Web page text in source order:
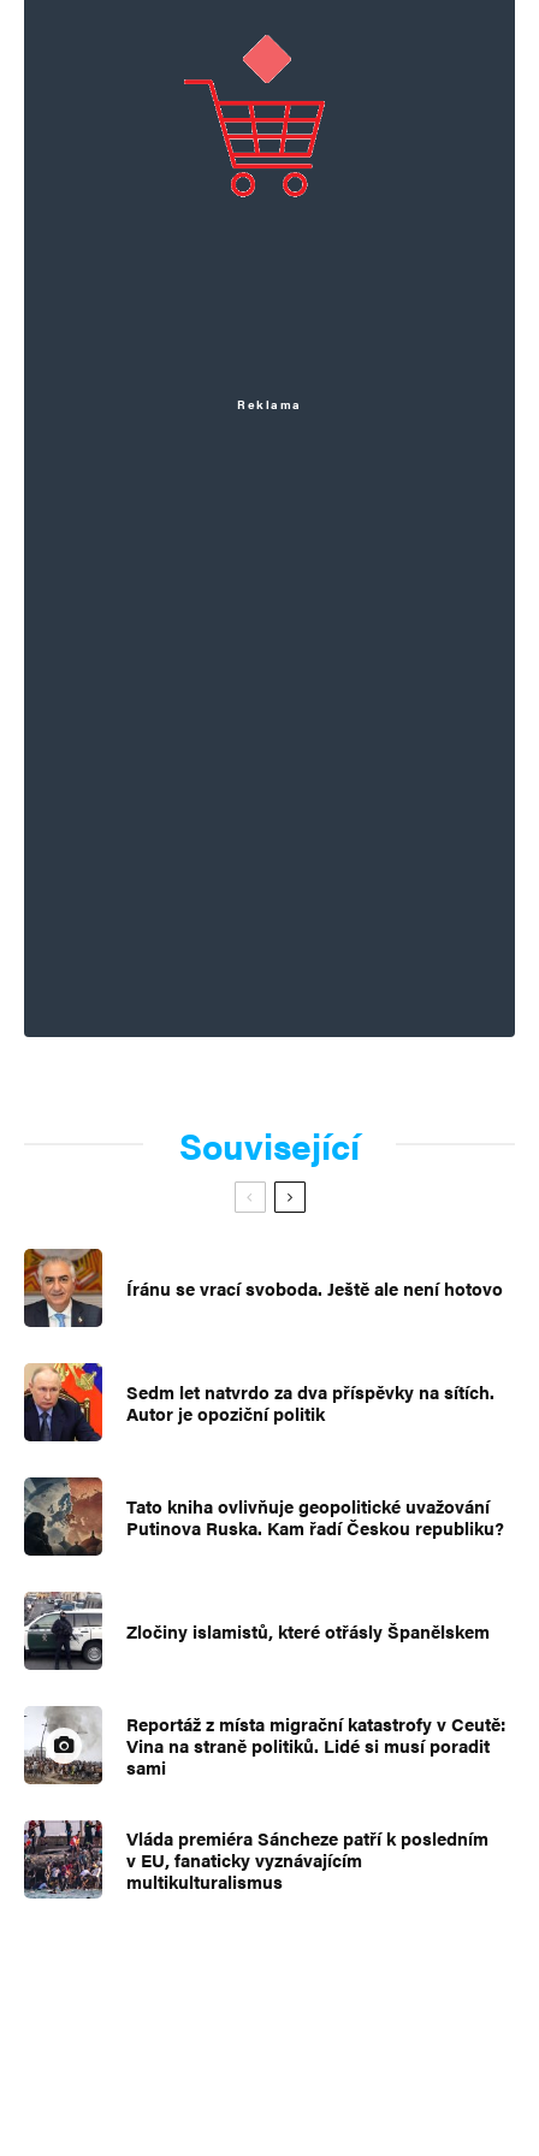
Reklama
Související
Íránu se vrací svoboda. Ještě ale není hotovo
Sedm let natvrdo za dva příspěvky na sítích.
Autor je opoziční politik
Tato kniha ovlivňuje geopolitické uvažování
Putinova Ruska. Kam řadí Českou republiku?
Zločiny islamistů, které otřásly Španělskem
Reportáž z místa migrační katastrofy v Ceutě:
Vina na straně politiků. Lidé si musí poradit
sami
Vláda premiéra Sáncheze patří k posledním
v EU, fanaticky vyznávajícím
multikulturalismus